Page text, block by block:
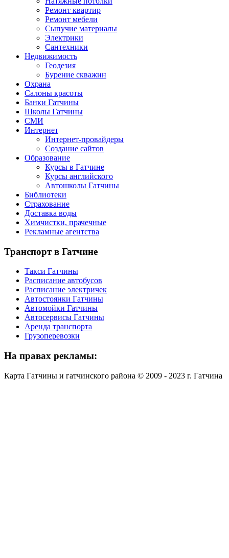
Ремонт квартир
Ремонт мебели
Сыпучие материалы
Электрики
Сантехники
Недвижимость
Геодезия
Бурение скважин
Охрана
Салоны красоты
Банки Гатчины
Школы Гатчины
СМИ
Интернет
Интернет-провайдеры
Создание сайтов
Образование
Курсы в Гатчине
Курсы английского
Автошколы Гатчины
Библиотеки
Страхование
Доставка воды
Химчистки, прачечные
Рекламные агентства
Транспортв Гатчине
Такси Гатчины
Расписание автобусов
Расписание электричек
Автостоянки Гатчины
Автомойки Гатчины
Автосервисы Гатчины
Аренда транспорта
Грузоперевозки
На правах рекламы:
Карта Гатчины и гатчинского района © 2009 - 2023 г. Гатчина